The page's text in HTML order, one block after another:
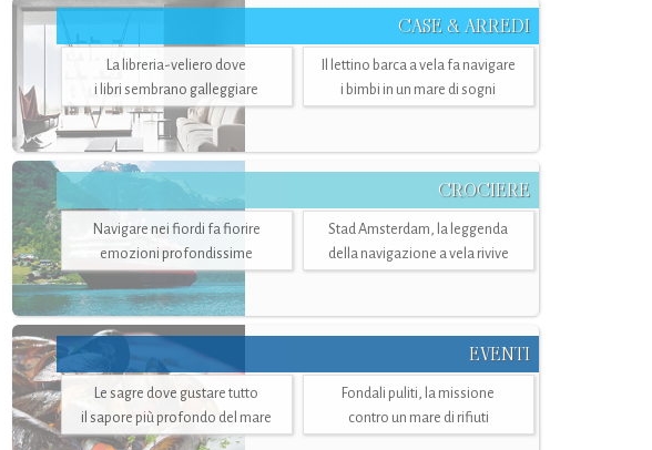
CASE & ARREDI
La libreria-veliero dove
i libri sembrano galleggiare
Il lettino barca a vela fa navigare
i bimbi in un mare di sogni
CROCIERE
Navigare nei fiordi fa fiorire
emozioni profondissime
Stad Amsterdam, la leggenda
della navigazione a vela rivive
EVENTI
Le sagre dove gustare tutto
il sapore più profondo del mare
Fondali puliti, la missione
contro un mare di rifiuti